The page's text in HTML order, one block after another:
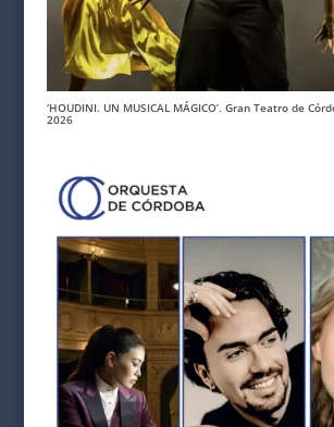
‘HOUDINI. UN MUSICAL MÁGICO’. Gran Teatro de
2026